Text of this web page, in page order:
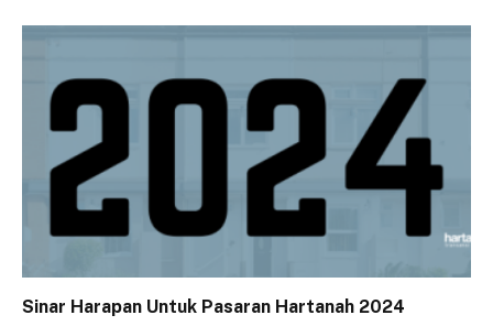
Sinar Harapan Untuk Pasaran Hartanah 2024